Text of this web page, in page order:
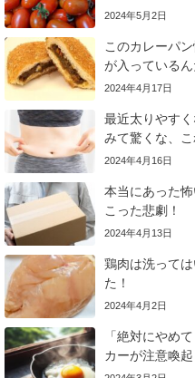
2024年5月2日
このカレーパ
が入っているん
2024年4月17日
最近太りやす
みて驚くな、こ
2024年4月16日
本当にあった
こった悲劇！
2024年4月13日
鶏肉は洗って
た！
2024年4月2日
「絶対にやめ
カーが注意喚起